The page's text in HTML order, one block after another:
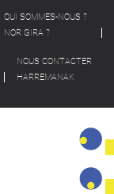
QUI SOMMES-NOUS ?
NOR GIRA ?
NOUS CONTACTER
HARREMANAK